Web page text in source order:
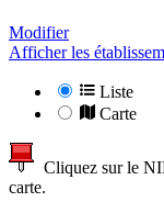
Modifier
Afficher les
Liste
Carte
Cliquez sur le
carte.